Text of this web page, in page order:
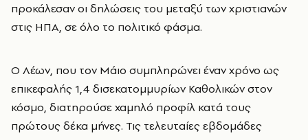
προκάλεσαν οι δηλώσεις του μεταξύ των χριστιανών
στις ΗΠΑ, σε όλο το πολιτικό φάσμα.
Ο Λέων, που τον Μάιο συμπληρώνει έναν χρόνο ως
επικεφαλής 1,4 δισεκατομμυρίων Καθολικών στον
κόσμο, διατηρούσε χαμηλό προφίλ κατά τους
πρώτους δέκα μήνες. Τις τελευταίες εβδομάδες